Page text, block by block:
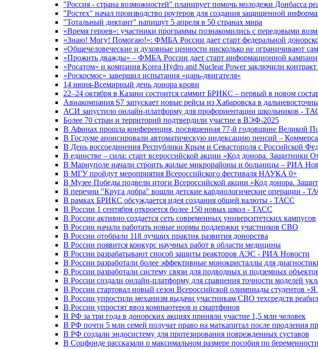
"Россия - страна возможностей" планирует помочь молодежи Донбасса
"Ростех" начал производство роутеров для создания защищенной
"Тотальный диктант" напишут 5 апреля в 50 странах мира
«Время героев»: участники программы познакомились с передовыми
«Знаю! Могу! Помогаю!»: ФМБА России дает старт федеральной
«Общечеловеческие и духовные ценности нисколько не ограничивают
«Прожить дважды» – ФМБА России дает старт информационной
«Росатом» и компания Korea Hydro and Nuclear Power заключили
«Роскосмос» завершил испытания «царь-двигателя»
14 июня-Всемирный день донора крови
22–24 октября в Казани состоится саммит БРИКС – первый в новом
Авиакомпания S7 запускает новые рейсы из Хабаровска в
АСИ запустило онлайн-платформу для профориентации школьников -
Более 70 стран и территорий подтвердили участие в ВЭФ-2025
В Афинах прошла конференция, посвященная 77-й годовщине Великой
В Госдуме анонсировали автоматическую индексацию пенсий –
В День воссоединения Республики Крым и Севастополя с Российской
В единстве – сила: старт всероссийской акции «Код донора. Защитники
В Мариуполе начали строить жилые микрорайоны и больницы – РИА
В МГУ пройдут мероприятия Всероссийского фестиваля НАУКА 0+
В Музее Победы подвели итоги Всероссийской акции «Код донора.
В перечни "Круга добра" вошли детские кардиологические операции -
В рамках БРИКС обсуждается идея создания общей валюты - ТАСС
В России 1 сентября откроется более 150 новых школ - ТАСС
В России активно создается сеть современных университетских кампусов
В России начали работать новые нормы поддержки участников СВО
В России отобрали 118 лучших практик развития донорства
В России появится конкурс научных работ в области медицины
В России разрабатывают способ защиты реакторов АЭС - РИА Новости
В России разработали более эффективные монокристаллы для
В России разработали систему связи для подводных и подземных
В России создали онлайн-платформу для сравнения точности моделей
В России стартовал новый сезон Всероссийской олимпиады студентов
В России упростили механизм выдачи участникам СВО техсредств
В России упростят ввоз компьютеров и смартфонов
В РФ за три года в донорских акциях приняли участие 1,5 млн человек
В РФ почти 5 млн семей получат право на маткапитал после продления
В РФ создали эндосистему для протезирования поврежденных суставов
В Соцфонде рассказали о максимальном размере пособия по